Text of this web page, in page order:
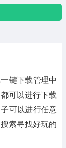
键下载管理中
可以进行下载
可以进行任意
索寻找好玩的